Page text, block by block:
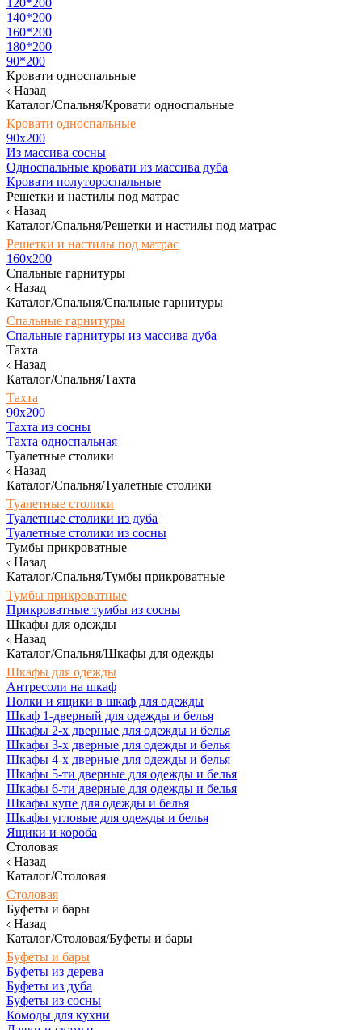
120*200
140*200
160*200
180*200
90*200
Кровати односпальные
Назад
Каталог/Спальня/Кровати односпальные
Кровати односпальные
90х200
Из массива сосны
Односпальные кровати из массива дуба
Кровати полутороспальные
Решетки и настилы под матрас
Назад
Каталог/Спальня/Решетки и настилы под матрас
Решетки и настилы под матрас
160х200
Спальные гарнитуры
Назад
Каталог/Спальня/Спальные гарнитуры
Спальные гарнитуры
Спальные гарнитуры из массива дуба
Тахта
Назад
Каталог/Спальня/Тахта
Тахта
90х200
Тахта из сосны
Тахта односпальная
Туалетные столики
Назад
Каталог/Спальня/Туалетные столики
Туалетные столики
Туалетные столики из дуба
Туалетные столики из сосны
Тумбы прикроватные
Назад
Каталог/Спальня/Тумбы прикроватные
Тумбы прикроватные
Прикроватные тумбы из сосны
Шкафы для одежды
Назад
Каталог/Спальня/Шкафы для одежды
Шкафы для одежды
Антресоли на шкаф
Полки и ящики в шкаф для одежды
Шкаф 1-дверный для одежды и белья
Шкафы 2-х дверные для одежды и белья
Шкафы 3-х дверные для одежды и белья
Шкафы 4-х дверные для одежды и белья
Шкафы 5-ти дверные для одежды и белья
Шкафы 6-ти дверные для одежды и белья
Шкафы купе для одежды и белья
Шкафы угловые для одежды и белья
Ящики и короба
Столовая
Назад
Каталог/Столовая
Столовая
Буфеты и бары
Назад
Каталог/Столовая/Буфеты и бары
Буфеты и бары
Буфеты из дерева
Буфеты из дуба
Буфеты из сосны
Комоды для кухни